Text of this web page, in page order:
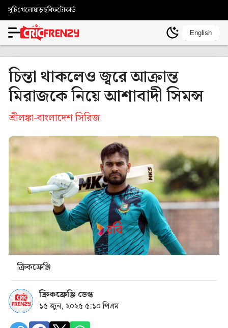
সূচিখেলোয়াড়ছবিফটোকার্ড
English
চিন্তা থাকলেও জ্বরে আক্রান্ত
মিরাজকে নিয়ে আশাবাদী সিমন্স
শ্রীলঙ্কা-বাংলাদেশ সিরিজ
ক্রিকফ্রেঞ্জি
ক্রিকফ্রেঞ্জি ডেস্ক
১৫ জুন, ২০২৫ ৫:১০ পিএম